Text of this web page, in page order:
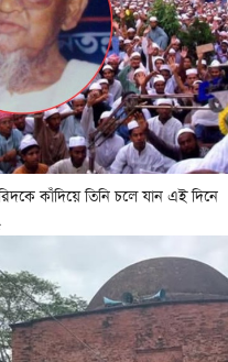
কাঁদিয়ে তিনি চলে যান এই দিনে